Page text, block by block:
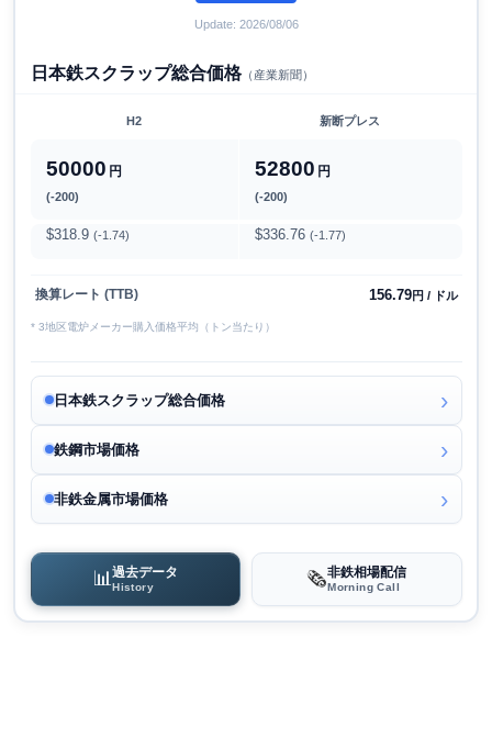
Update: 2026/08/06
日本鉄スクラップ総合価格（産業新聞）
H2 新断プレス
50000 円
(-200)
52800 円
(-200)
$318.9 (-1.74) $336.76 (-1.77)
換算レート (TTB) 156.79円 / ドル
* 3地区電炉メーカー購入価格平均（トン当たり）
日本鉄スクラップ総合価格
鉄鋼市場価格
非鉄金属市場価格
📊過去データ
History 🗞️非鉄相場配信
Morning Call